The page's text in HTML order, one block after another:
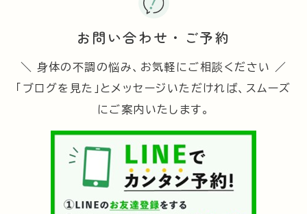
お問い合わせ・ご予約
＼ 身体の不調の悩み、お気軽にご相談ください ／
「ブログを見た」とメッセージいただければ、スムーズ
にご案内いたします。